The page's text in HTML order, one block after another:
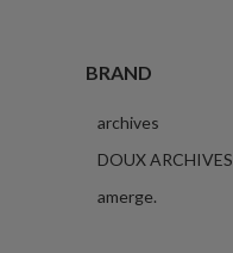
BRAND
archives
DOUX ARCHIVES
amerge.